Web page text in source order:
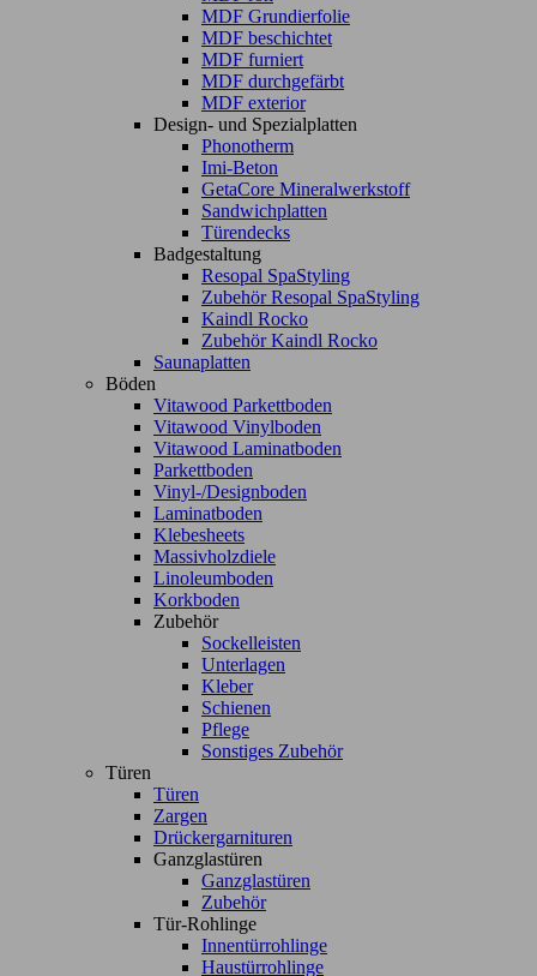
MDF Grundierfolie
MDF beschichtet
MDF furniert
MDF durchgefärbt
MDF exterior
Design- und Spezialplatten
Phonotherm
Imi-Beton
GetaCore Mineralwerkstoff
Sandwichplatten
Türendecks
Badgestaltung
Resopal SpaStyling
Zubehör Resopal SpaStyling
Kaindl Rocko
Zubehör Kaindl Rocko
Saunaplatten
Böden
Vitawood Parkettboden
Vitawood Vinylboden
Vitawood Laminatboden
Parkettboden
Vinyl-/Designboden
Laminatboden
Klebesheets
Massivholzdiele
Linoleumboden
Korkboden
Zubehör
Sockelleisten
Unterlagen
Kleber
Schienen
Pflege
Sonstiges Zubehör
Türen
Türen
Zargen
Drückergarnituren
Ganzglastüren
Ganzglastüren
Zubehör
Tür-Rohlinge
Innentürrohlinge
Haustürrohlinge